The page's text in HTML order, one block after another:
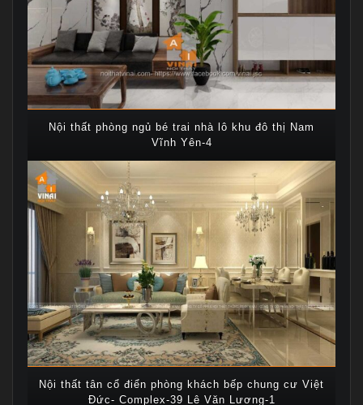
Nội thất phòng ngủ bé trai nhà lô khu đô thị Nam
Vĩnh Yên-4
Nội thất tân cổ điển phòng khách bếp chung cư Việt
Đức- Complex-39 Lê Văn Lương-1